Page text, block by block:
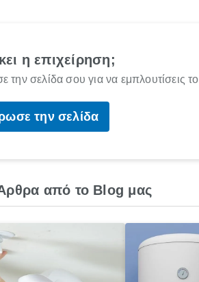
η επιχείρηση;
την σελίδα σου για να εμπλουτίσεις
την σελίδα
από το Blog μας